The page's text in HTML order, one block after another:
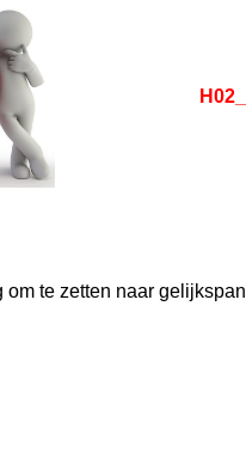
te zetten naar